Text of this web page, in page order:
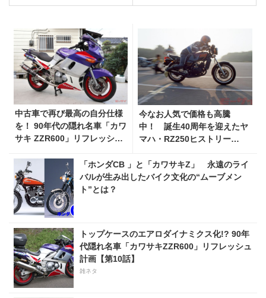
中古車で再び最高の自分仕様
を！ 90年代の隠れ名車「カワ
サキ ZZR600」リフレッシュ
今なお人気で価格も高騰
中！ 誕生40周年を迎えたヤ
マハ・RZ250ヒストリー
たち】
「ホンダCB 」と「カワサキZ」 永遠のライ
バルが生み出したバイク文化の“ムーブメン
ト”とは？
トップケースのエアロダイナミクス化!? 90年
代隠れ名車「カワサキZZR600」リフレッシュ
計画【第10話】
雑ネタ